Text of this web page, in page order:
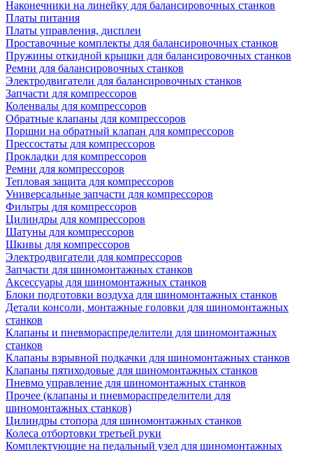
Наконечники на линейку для балансировочных станков
Платы питания
Платы управления, дисплеи
Проставочные комплекты для балансировочных станков
Пружины откидной крышки для балансировочных станков
Ремни для балансировочных станков
Электродвигатели для балансировочных станков
Запчасти для компрессоров
Коленвалы для компрессоров
Обратные клапаны для компрессоров
Поршни на обратный клапан для компрессоров
Прессостаты для компрессоров
Прокладки для компрессоров
Ремни для компрессоров
Тепловая защита для компрессоров
Универсальные запчасти для компрессоров
Фильтры для компрессоров
Цилиндры для компрессоров
Шатуны для компрессоров
Шкивы для компрессоров
Электродвигатели для компрессоров
Запчасти для шиномонтажных станков
Аксессуары для шиномонтажных станков
Блоки подготовки воздуха для шиномонтажных станков
Детали консоли, монтажные головки для шиномонтажных
станков
Клапаны и пневмораспределители для шиномонтажных
станков
Клапаны взрывной подкачки для шиномонтажных станков
Клапаны пятиходовые для шиномонтажных станков
Пневмо управление для шиномонтажных станков
Прочее (клапаны и пневмораспределители для
шиномонтажных станков)
Цилиндры стопора для шиномонтажных станков
Колеса отбортовки третьей руки
Комплектующие на педальный узел для шиномонтажных